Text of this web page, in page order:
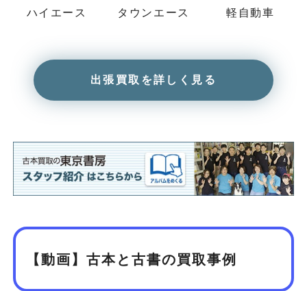
ハイエース タウンエース 軽自動車
出張買取を詳しく見る
【動画】古本と古書の買取事例